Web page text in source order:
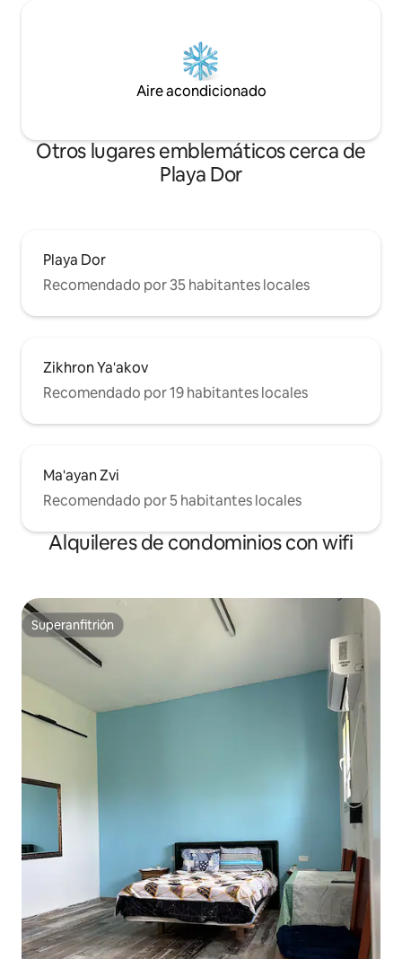
Aire acondicionado
Otros lugares emblemáticos cerca de
Playa Dor
Playa Dor
Recomendado por 35 habitantes locales
Zikhron Ya'akov
Recomendado por 19 habitantes locales
Ma'ayan Zvi
Recomendado por 5 habitantes locales
Alquileres de condominios con wifi
Superanfitrión
Superanfitrión